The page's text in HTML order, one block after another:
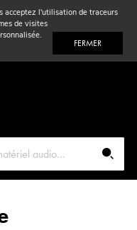
acceptez l'utilisation de traceurs
de visites
FERMER